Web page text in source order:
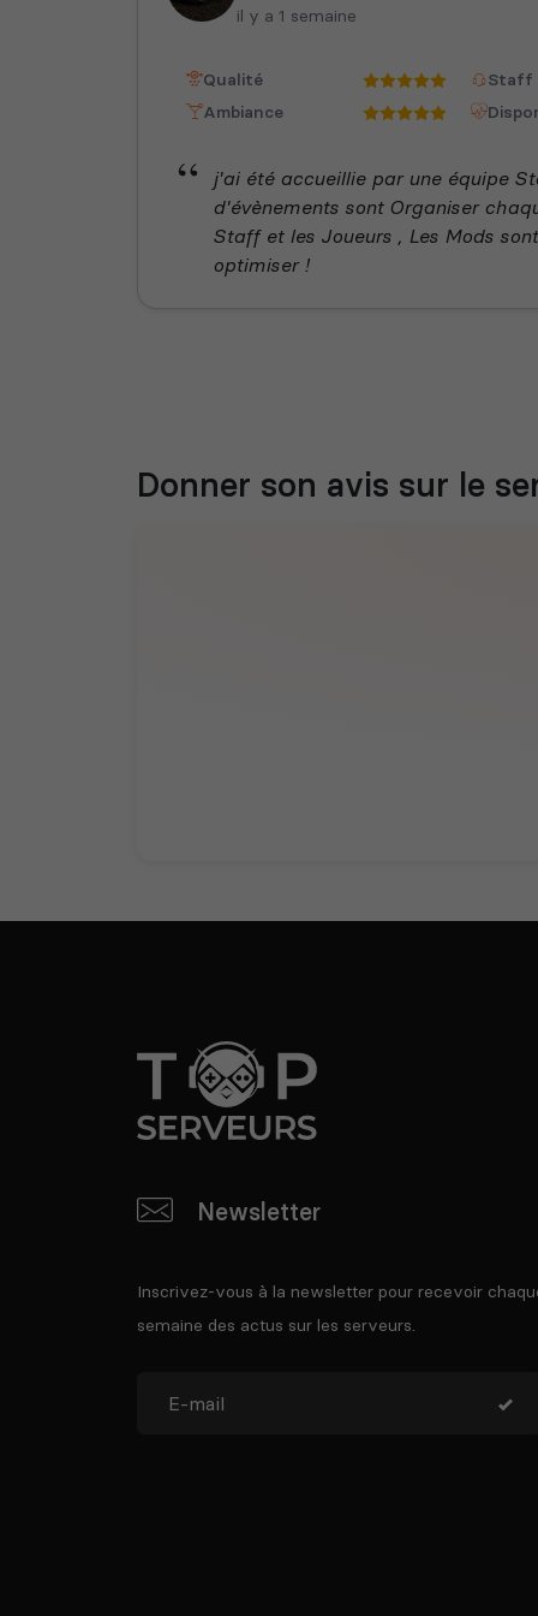
il y a 1 semaine
Qualité
Staff
Ambiance
j'ai été accueillie par une équipe
d'évènements sont Organiser
Staff et les Joueurs , Les Mods
optimiser !
Donner son avis sur le
Newsletter
Inscrivez-vous à la newsletter pour recevoir
semaine des actus sur les serveurs.